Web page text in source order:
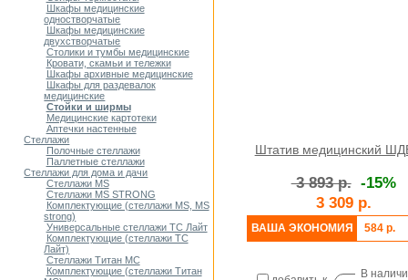
Шкафы медицинские
одностворчатые
Шкафы медицинские
двухстворчатые
Столики и тумбы медицинские
Кровати, скамьи и тележки
Шкафы архивные медицинские
Шкафы для раздевалок
медицинские
Стойки и ширмы
Медицинские картотеки
Аптечки настенные
Стеллажи
Полочные стеллажи
Паллетные стеллажи
Стеллажи для дома и дачи
Стеллажи MS
Стеллажи MS STRONG
Комплектующие (стеллажи MS, MS
strong)
Универсальные стеллажи ТС Лайт
Комплектующие (стеллажи ТС
Лайт)
Стеллажи Титан МС
Комплектующие (стеллажи Титан
Штатив медицинский
3 893 р. -15%
3 309 р.
ВАША ЭКОНОМИЯ 584 р.
В